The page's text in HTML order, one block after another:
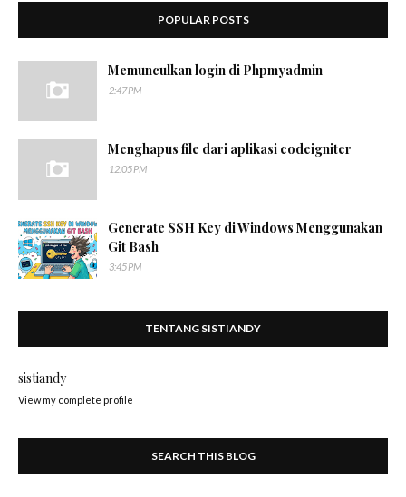
POPULAR POSTS
Memunculkan login di Phpmyadmin
2:47 PM
Menghapus file dari aplikasi codeigniter
12:05 PM
Generate SSH Key di Windows Menggunakan
Git Bash
3:45 PM
TENTANG SISTIANDY
sistiandy
View my complete profile
SEARCH THIS BLOG